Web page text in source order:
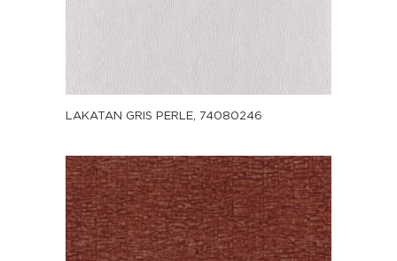
LAKATAN GRIS PERLE, 74080246